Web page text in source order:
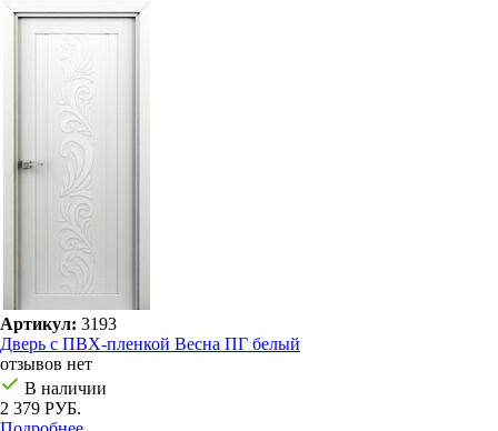
Артикул: 3193
Дверь с ПВХ-пленкой Весна ПГ белый
отзывов нет
В наличии
2 379 РУБ.